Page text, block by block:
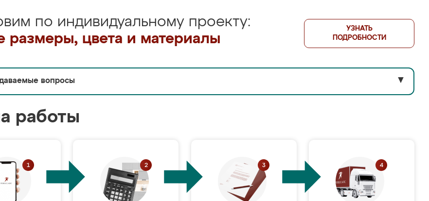
по индивидуальному проекту:
размеры, цвета и материалы
УЗНАТЬ
ПОДРОБНОСТИ
вопросы ▼
работы